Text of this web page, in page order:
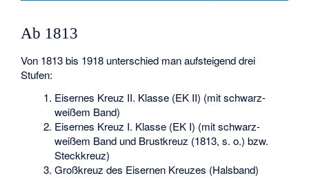
Ab 1813
Von 1813 bis 1918 unterschied man aufsteigend drei
Stufen:
Eisernes Kreuz II. Klasse (EK II) (mit schwarz-
weißem Band)
Eisernes Kreuz I. Klasse (EK I) (mit schwarz-
weißem Band und Brustkreuz (1813, s. o.) bzw.
Steckkreuz)
Großkreuz des Eisernen Kreuzes (Halsband)